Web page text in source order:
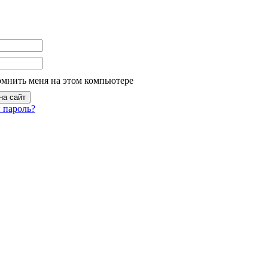
меня на этом компьютере